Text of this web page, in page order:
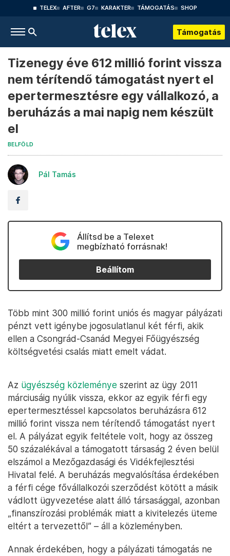
TELEX AFTER G7 KARAKTER TÁMOGATÁS SHOP
Támogatás
Tizenegy éve 612 millió forint vissza
nem térítendő támogatást nyert el
epertermesztésre egy vállalkozó, a
beruházás a mai napig nem készült
el
BELFÖLD
Pál Tamás
Állítsd be a Telexet
megbízható forrásnak!
Beállítom
Több mint 300 millió forint uniós és magyar pályázati
pénzt vett igénybe jogosulatlanul két férfi, akik
ellen a Csongrád-Csanád Megyei Főügyészség
költségvetési csalás miatt emelt vádat.
Az ügyészség közleménye szerint az ügy 2011
márciusáig nyúlik vissza, ekkor az egyik férfi egy
epertermesztéssel kapcsolatos beruházásra 612
millió forint vissza nem térítendő támogatást nyert
el. A pályázat egyik feltétele volt, hogy az összeg
50 százalékával a támogatott társaság 2 éven belül
elszámol a Mezőgazdasági és Vidékfejlesztési
Hivatal felé. A beruházás megvalósítása érdekében
a férfi cége fővállalkozói szerződést kötött a másik
vádlott ügyvezetése alatt álló társasággal, azonban
„finanszírozási problémák miatt a kivitelezés üteme
eltért a tervezettől” – áll a közleményben.
Annak érdekében, hogy a pályázati támogatás ne